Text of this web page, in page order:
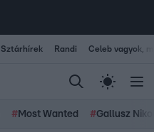
Sztárhírek Randi Celeb vagyok,
# Most Wanted #Gallusz